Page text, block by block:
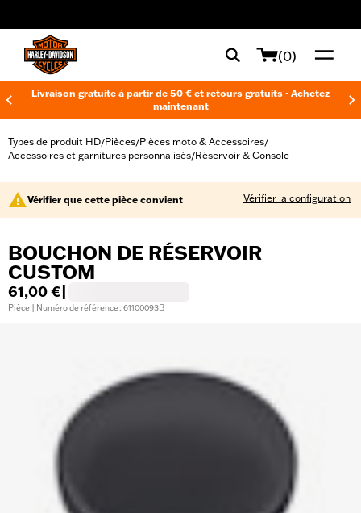
(0)
Livraison gratuite à partir de 50 € et retours gratuits - Achetez
maintenant
Types de produit HD/Pièces/Pièces moto & Accessoires/
Accessoires et garnitures personnalisés/Réservoir & Console
Vérifier que cette pièce convient Vérifier la configuration
BOUCHON DE RÉSERVOIR
CUSTOM
61,00 €
Pièce | Numéro de référence : 61100093B